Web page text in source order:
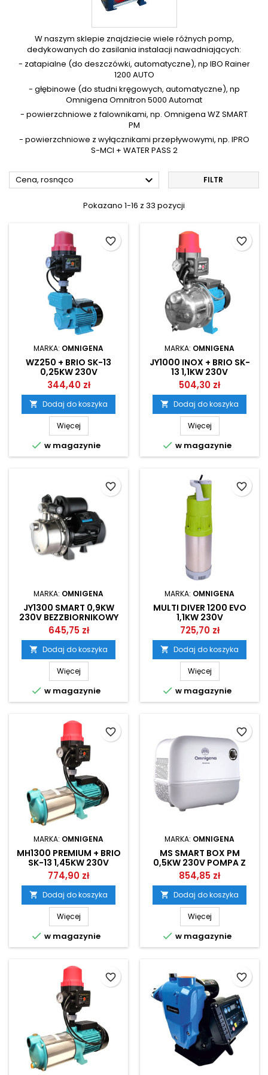
W naszym sklepie znajdziecie wiele różnych pomp,
dedykowanych do zasilania instalacji nawadniających:
- zatapialne (do deszczówki, automatyczne), np IBO Rainer
1200 AUTO
- głębinowe (do studni kręgowych, automatyczne), np
Omnigena Omnitron 5000 Automat
- powierzchniowe z falownikami, np. Omnigena WZ SMART
PM
- powierzchniowe z wyłącznikami przepływowymi, np. IPRO
S-MCI + WATER PASS 2
Cena, rosnąco  FILTR
Pokazano 1-16 z 33 pozycji
MARKA: OMNIGENA
WZ250 + BRIO SK-13
0,25KW 230V
BEZZBIORNIKOWY
ZESTAW HYDROFOROWY
OMNIGENA
344,40 zł
 Dodaj do koszyka
Więcej
 w magazynie
favorite_border
MARKA: OMNIGENA
JY1000 INOX + BRIO SK-
13 1,1KW 230V
BEZZBIORNIKOWY
ZESTAW HYDROFOROWY
OMNIGENA
504,30 zł
 Dodaj do koszyka
Więcej
 w magazynie
favorite_border
MARKA: OMNIGENA
JY1300 SMART 0,9KW
230V BEZZBIORNIKOWY
ZESTAW HYDROFOROWY
OMNIGENA
645,75 zł
 Dodaj do koszyka
Więcej
 w magazynie
favorite_border
MARKA: OMNIGENA
MULTI DIVER 1200 EVO
1,1KW 230V
AUTOMATYCZNA POMPA
ZATAPIALNA OMNIGENA
725,70 zł
 Dodaj do koszyka
Więcej
 w magazynie
favorite_border
MARKA: OMNIGENA
MH1300 PREMIUM + BRIO
SK-13 1,45KW 230V
ZESTAW HYDROFOROWY
OMNIGENA
774,90 zł
 Dodaj do koszyka
Więcej
 w magazynie
favorite_border
MARKA: OMNIGENA
MS SMART BOX PM
0,5KW 230V POMPA Z
FALOWNIKIEM DO
PODNOSZENIA CIŚNIENIA
OMNIGENA
854,85 zł
 Dodaj do koszyka
Więcej
 w magazynie
favorite_border
favorite_border favorite_border